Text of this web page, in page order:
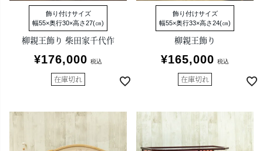
飾り付けサイズ
幅55×奥行30×高さ27(㎝)
柳親王飾り 柴田家千代作
¥176,000 税込
在庫切れ
飾り付けサイズ
幅55×奥行33×高さ24(㎝)
柳親王飾り
¥165,000 税込
在庫切れ